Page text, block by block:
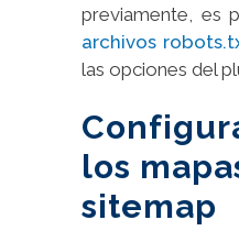
previamente, es
archivos
las opciones del
los
sitemap